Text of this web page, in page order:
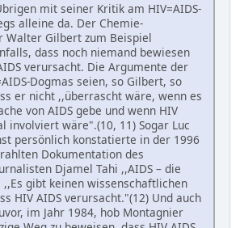
mit seiner Kritik am HIV=AIDS-
alleine da. Der Chemie-
Walter Gilbert zum Beispiel
dass noch niemand bewiesen
verursacht. Die Argumente der
Dogmas seien, so Gilbert, so
er nicht ,,überrascht wäre, wenn es
von AIDS gebe und wenn HIV
involviert wäre".(10, 11) Sogar Luc
persönlich konstatierte in der 1996
Dokumentation des
Djamel Tahi ,,AIDS – die
gibt keinen wissenschaftlichen
HIV AIDS verursacht."(12) Und auch
im Jahr 1984, hob Montagnier